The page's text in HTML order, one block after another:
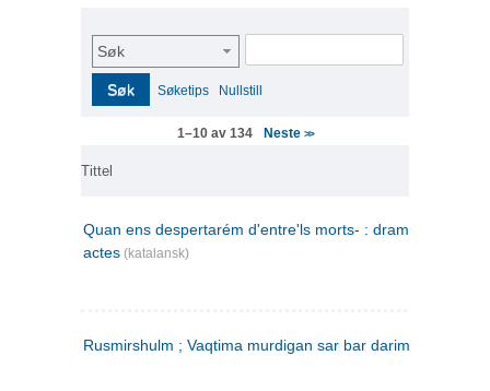
Søk
Søk Søketips Nullstill
1–10 av 134 Neste >>
Tittel
Quan ens despertarém d'entre'ls morts- : drama en tres
actes (katalansk)
Rusmirshulm ; Vaqtima murdigan sar bar darim